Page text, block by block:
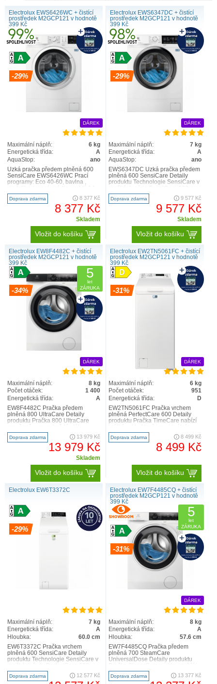
Pračky úzké předem plněné
Pračky vrchem plněné
Electrolux EWS6426WC + čistící
prostředek M2GCP121 v hodnotě
399 Kč
-29%
DÁREK
Maximální náplň:
6 kg
Energetická třída:
A
AquaStop:
ano
Úzká pračka předem plněná 600
SensiCare EWS6426WC Prací
programy: Eco 40-60, bavlna ,
minut, máchání , odstřeď..
Doprava zdarma 8 377 Kč
8 377 Kč
Skladem
Vložit do košíku
Electrolux EWS6347DC + čistící
prostředek M2GCP121 v hodnotě
399 Kč
-29%
DÁREK
Maximální náplň:
7 kg
Energetická třída:
A
AquaStop:
ano
EWS6347DC Úzká pračka předem
plněná 600 SensiCare Detaily
produktu Technologie SensiCare v
automaticky nastaví dél..
Doprava zdarma 9 577 Kč
9 577 Kč
Skladem
Vložit do košíku
Electrolux EW8F4482C + čistící
prostředek M2GCP121 v hodnotě
399 Kč
-34%
5
let
ZÁRUKA
DÁREK
Maximální náplň:
8 kg
Počet otáček:
1 400
Energetická třída:
A
EW8F4482C Pračka předem
plněná 800 UltraCare Detaily
produktu Pračka 800 UltraCare
vašeho oblečení. Díky předmíchá..
Doprava zdarma 13 979 Kč
13 979 Kč
Skladem
Vložit do košíku
Electrolux EW2TN5061FC + čistící
prostředek M2GCP121 v hodnotě
399 Kč
-31%
DÁREK
Maximální náplň:
6 kg
Počet otáček:
951
Energetická třída:
D
EW2TN5061FC Pračka vrchem
plněná PerfectCare 600 Detaily
produktu Pračka TimeCare nabízí
každodenní praní, m..
Doprava zdarma 8 499 Kč
8 499 Kč
Vložit do košíku
Electrolux EW6T3372C
-29%
Maximální náplň:
7 kg
Energetická třída:
A
Hloubka:
60.0 cm
EW6T3372C Pračka vrchem
plněná 600 SensiCare Detaily
produktu Technologie SensiCare v
automaticky nastaví délku p..
Doprava zdarma 12 577 Kč
Electrolux EW7F4485CQ + čistící
prostředek M2GCP121 v hodnotě
399 Kč
-31%
5
let
ZÁRUKA
DÁREK
Maximální náplň:
8 kg
Energetická třída:
A
Hloubka:
57.6 cm
EW7F4485CQ Pračka předem
plněná 700 SteamCare
UniversalDose Detaily produktu
jemné prádlo, které nepotřebuje j..
Doprava zdarma 13 377 Kč